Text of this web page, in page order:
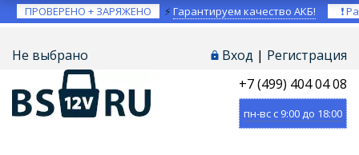
ПРОВЕРЕНО + ЗАРЯЖЕНО ⚡Гарантируем качество АКБ! ❗
Не выбрано Вход | Регистрация
+7 (499) 404 04 08
пн-вс с 9:00 до 18:00